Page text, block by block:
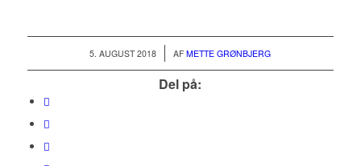
5. AUGUST 2018
/ AFMETTE GRØNBJERG
Del på: